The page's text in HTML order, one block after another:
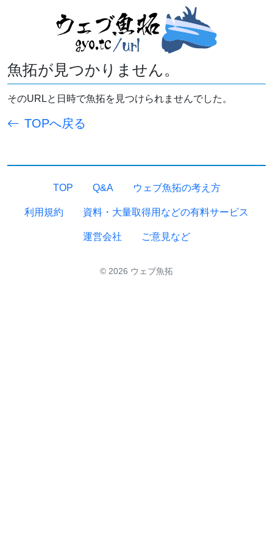
魚拓が見つかりません。
そのURLと日時で魚拓を見つけられませんでした。
TOPへ戻る
TOP Q&A ウェブ魚拓の考え方
利用規約 資料・大量取得用などの有料サービス
運営会社 ご意見など
© 2026 ウェブ魚拓